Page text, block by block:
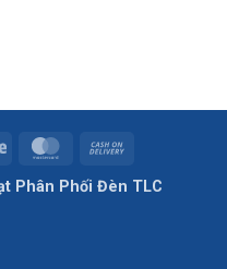
Stripe MasterCard
Delivery
Phân Phối Đèn TLC